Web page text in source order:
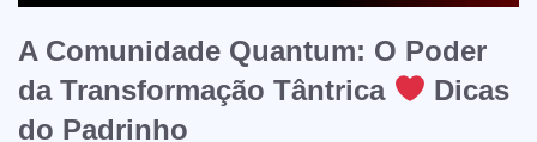
A Comunidade Quantum: O Poder
da Transformação Tântrica
Dicas
do Padrinho